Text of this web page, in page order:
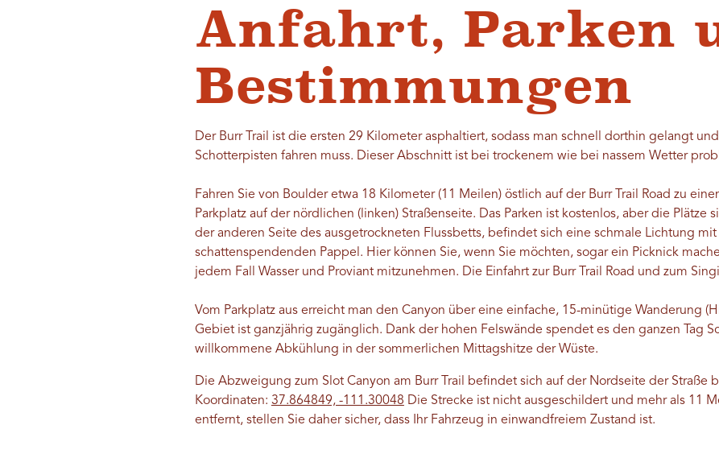
Anfahrt, Parken
Bestimmungen
Der Burr Trail ist die ersten 29 Kilometer asphaltiert, sodass man schnell dorthin gelangt
Schotterpisten fahren muss. Dieser Abschnitt ist bei trockenem wie bei nassem Wetter
Fahren Sie von Boulder etwa 18 Kilometer (11 Meilen) östlich auf der Burr Trail Road zu
Parkplatz auf der nördlichen (linken) Straßenseite. Das Parken ist kostenlos, aber die Plätze
der anderen Seite des ausgetrockneten Flussbetts, befindet sich eine schmale Lichtung
schattenspendenden Pappel. Hier können Sie, wenn Sie möchten, sogar ein Picknick
jedem Fall Wasser und Proviant mitzunehmen. Die Einfahrt zur Burr Trail Road und zum
Vom Parkplatz aus erreicht man den Canyon über eine einfache, 15-minütige Wanderung
Gebiet ist ganzjährig zugänglich. Dank der hohen Felswände spendet es den ganzen Tag
willkommene Abkühlung in der sommerlichen Mittagshitze der Wüste.
Die Abzweigung zum Slot Canyon am Burr Trail befindet sich auf der Nordseite der Straße
Koordinaten: 37.864849, -111.30048 Die Strecke ist nicht ausgeschildert und mehr als 11
entfernt, stellen Sie daher sicher, dass Ihr Fahrzeug in einwandfreiem Zustand ist.